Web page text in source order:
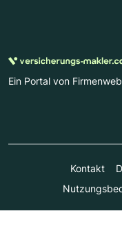
Ein Portal von
Kontakt